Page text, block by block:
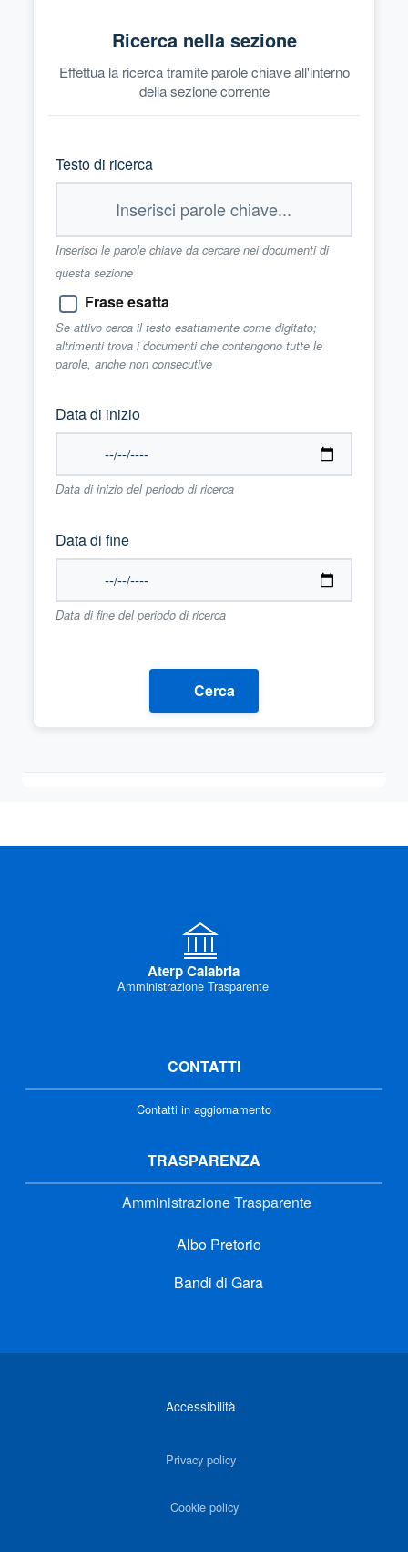
Ricerca nella sezione
Effettua la ricerca tramite parole chiave all'interno
della sezione corrente
Testo di ricerca
Inserisci le parole chiave da cercare nei documenti di
questa sezione
Frase esatta
Se attivo cerca il testo esattamente come digitato;
altrimenti trova i documenti che contengono tutte le
parole, anche non consecutive
Data di inizio
Data di inizio del periodo di ricerca
Data di fine
Data di fine del periodo di ricerca
Cerca
Aterp Calabria
Amministrazione Trasparente
CONTATTI
Contatti in aggiornamento
TRASPARENZA
Amministrazione Trasparente
Albo Pretorio
Bandi di Gara
Accessibilità
Privacy policy
Cookie policy